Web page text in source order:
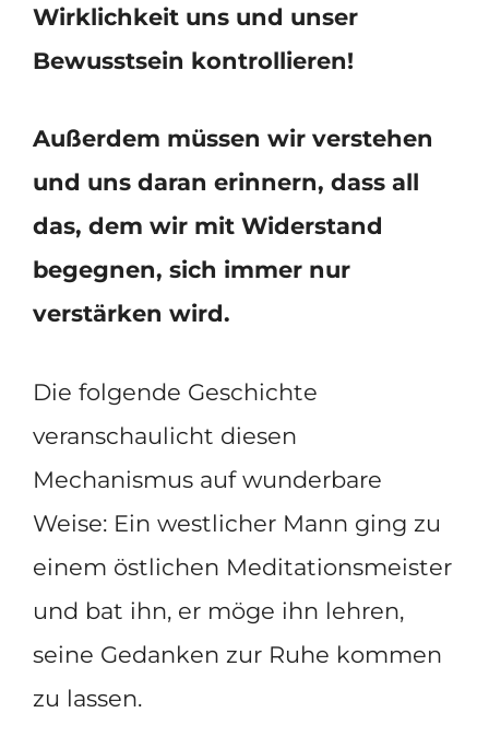
Wirklichkeit uns und unser
Bewusstsein kontrollieren!
Außerdem müssen wir verstehen
und uns daran erinnern, dass all
das, dem wir mit Widerstand
begegnen, sich immer nur
verstärken wird.
Die folgende Geschichte
veranschaulicht diesen
Mechanismus auf wunderbare
Weise: Ein westlicher Mann ging zu
einem östlichen Meditationsmeister
und bat ihn, er möge ihn lehren,
seine Gedanken zur Ruhe kommen
zu lassen.